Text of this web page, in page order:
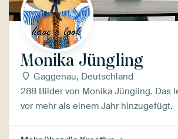
Monika Jüngling
Gaggenau, Deutschland
288 Bilder von Monika Jüngling. Das
vor mehr als einem Jahr hinzugefügt.